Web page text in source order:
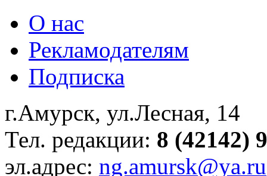
О нас
Рекламодателям
Подписка
г.Амурск, ул.Лесная, 14
Тел. редакции: 8 (42142)
эл.адрес: ng.amursk@ya.ru